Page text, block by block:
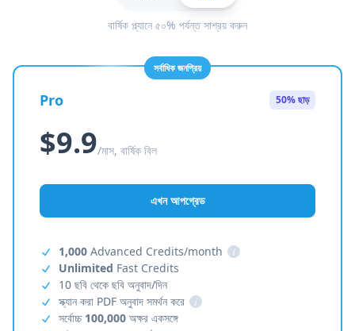
বার্ষিক প্ল্যানে ৫০% পর্যন্ত সাশ্রয় করুন
সর্বাধিক জনপ্রিয়
Pro 50% ছাড়
$9.9/মাস, বার্ষিক বিল
এখন আপগ্রেড
1,000 Advanced Credits/month
i
Unlimited Fast Credits
10 ছবি থেকে ছবি অনুবাদ/দিন
স্ক্যান করা PDF অনুবাদ সমর্থন করে
i
সর্বোচ্চ 100,000 অক্ষর একসঙ্গে